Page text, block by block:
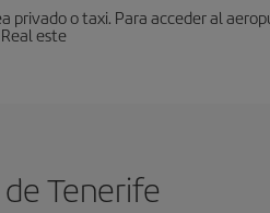
privado o taxi. Para acceder al
este
Tenerife